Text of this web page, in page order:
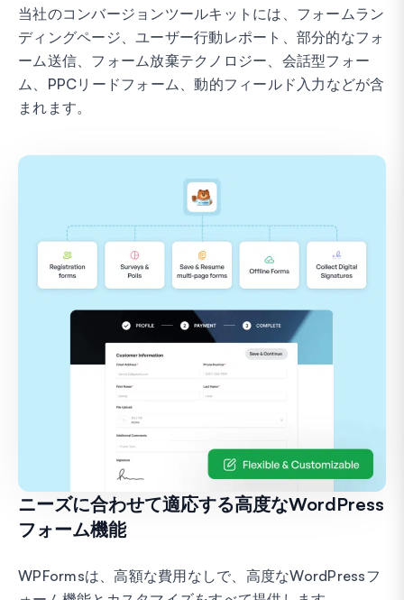
当社のコンバージョンツールキットには、フォームラン
ディングページ、ユーザー行動レポート、部分的なフォ
ーム送信、フォーム放棄テクノロジー、会話型フォー
ム、PPCリードフォーム、動的フィールド入力などが含
まれます。
ニーズに合わせて適応する高度なWordPress
フォーム機能
WPFormsは、高額な費用なしで、高度なWordPressフ